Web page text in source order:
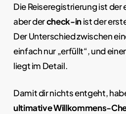
Die Reiseregistrierung ist
aber dercheck-inist der
Der Unterschied zwischen
einfach nur „erfüllt“, und
liegt im Detail.
Damit dir nichts entgeht,
ultimative Willkommens-